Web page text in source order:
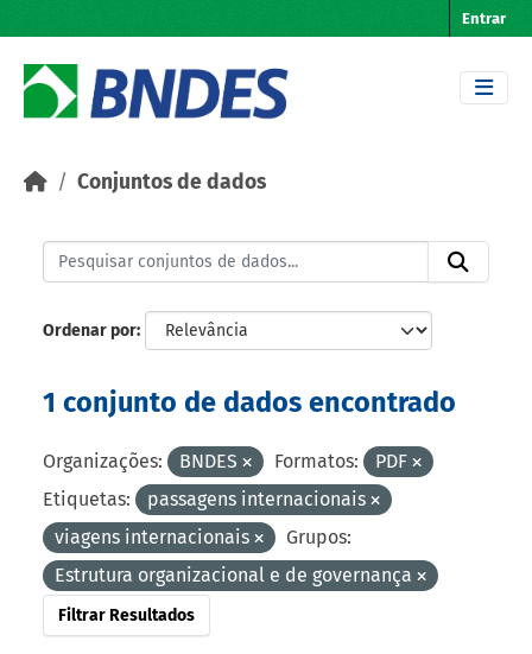
Entrar
Conjuntos de dados
Ordenar por
1 conjunto de dados encontrado
Organizações: BNDES Formatos:
PDF
Etiquetas:
passagens internacionais
viagens internacionais
Grupos:
Estrutura organizacional e de governança
Filtrar Resultados